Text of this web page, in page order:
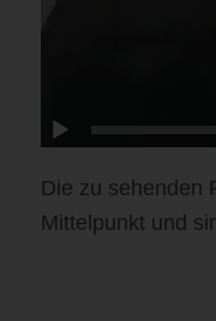
Die zu sehenden
Mittelpunkt und